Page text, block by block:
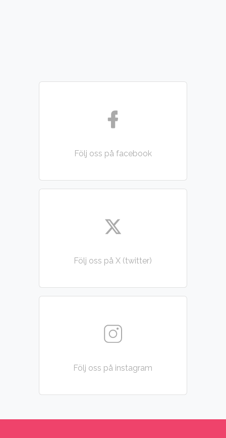
Följ oss på facebook
Följ oss på X (twitter)
Följ oss på instagram